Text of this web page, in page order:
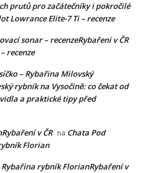
prutů pro začátečníky i pokročilé
Lowrance Elite-7 Ti – recenze
sonar – recenzeRybaření v ČR
recenze
– Rybařina Milovský
rybník na Vysočině: co čekat od
a praktické tipy před
v ČR na Chata Pod
Florian
rybník FlorianRybaření v